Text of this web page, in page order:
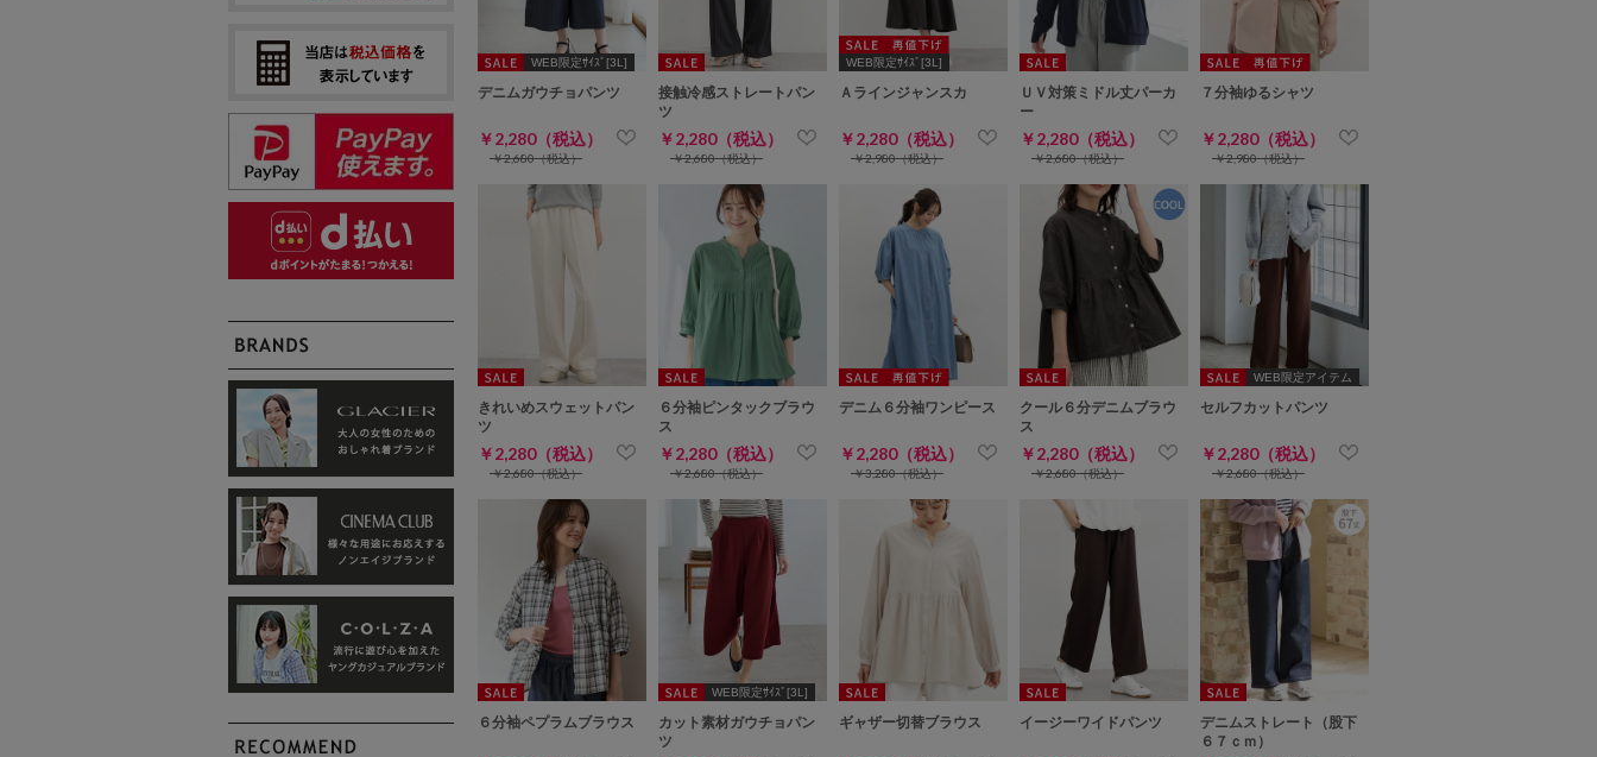
WEB限定ｻｲｽﾞ[3L]
デニムガウチョパンツ
￥2,280（税込）
￥2,680（税込）
接触冷感ストレートパン
ツ
￥2,280（税込）
￥2,680（税込）
WEB限定ｻｲｽﾞ[3L]
Ａラインジャンスカ
￥2,280（税込）
￥2,980（税込）
ＵＶ対策ミドル丈パーカ
ー
￥2,280（税込）
￥2,680（税込）
７分袖ゆるシャツ
￥2,280（税込）
￥2,980（税込）
きれいめスウェットパン
ツ
￥2,280（税込）
￥2,680（税込）
６分袖ピンタックブラウ
ス
￥2,280（税込）
￥2,680（税込）
デニム６分袖ワンピース
￥2,280（税込）
￥3,280（税込）
クール６分デニムブラウ
ス
￥2,280（税込）
￥2,680（税込）
WEB限定アイテム
セルフカットパンツ
￥2,280（税込）
￥2,680（税込）
６分袖ペプラムブラウス
WEB限定ｻｲｽﾞ[3L]
カット素材ガウチョパン
ツ
ギャザー切替ブラウス イージーワイドパンツ
デニムストレート（股下
６７ｃｍ）